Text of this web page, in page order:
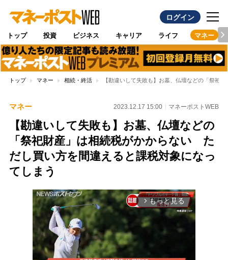
ログイン
トップ 投資 ビジネス キャリア ライフ マネー
トップ マネー 相続・終活 【勘違いして失敗も】お墓、仏壇などの「祭祀
マネー 2023.12.17 15:00 マネーポストWEB
【勘違いして失敗も】お墓、仏壇などの
「祭祀財産」は相続税がかからない た
だし買い方を間違えると課税対象になっ
てしまう
arrow_forward_ios もっと見る